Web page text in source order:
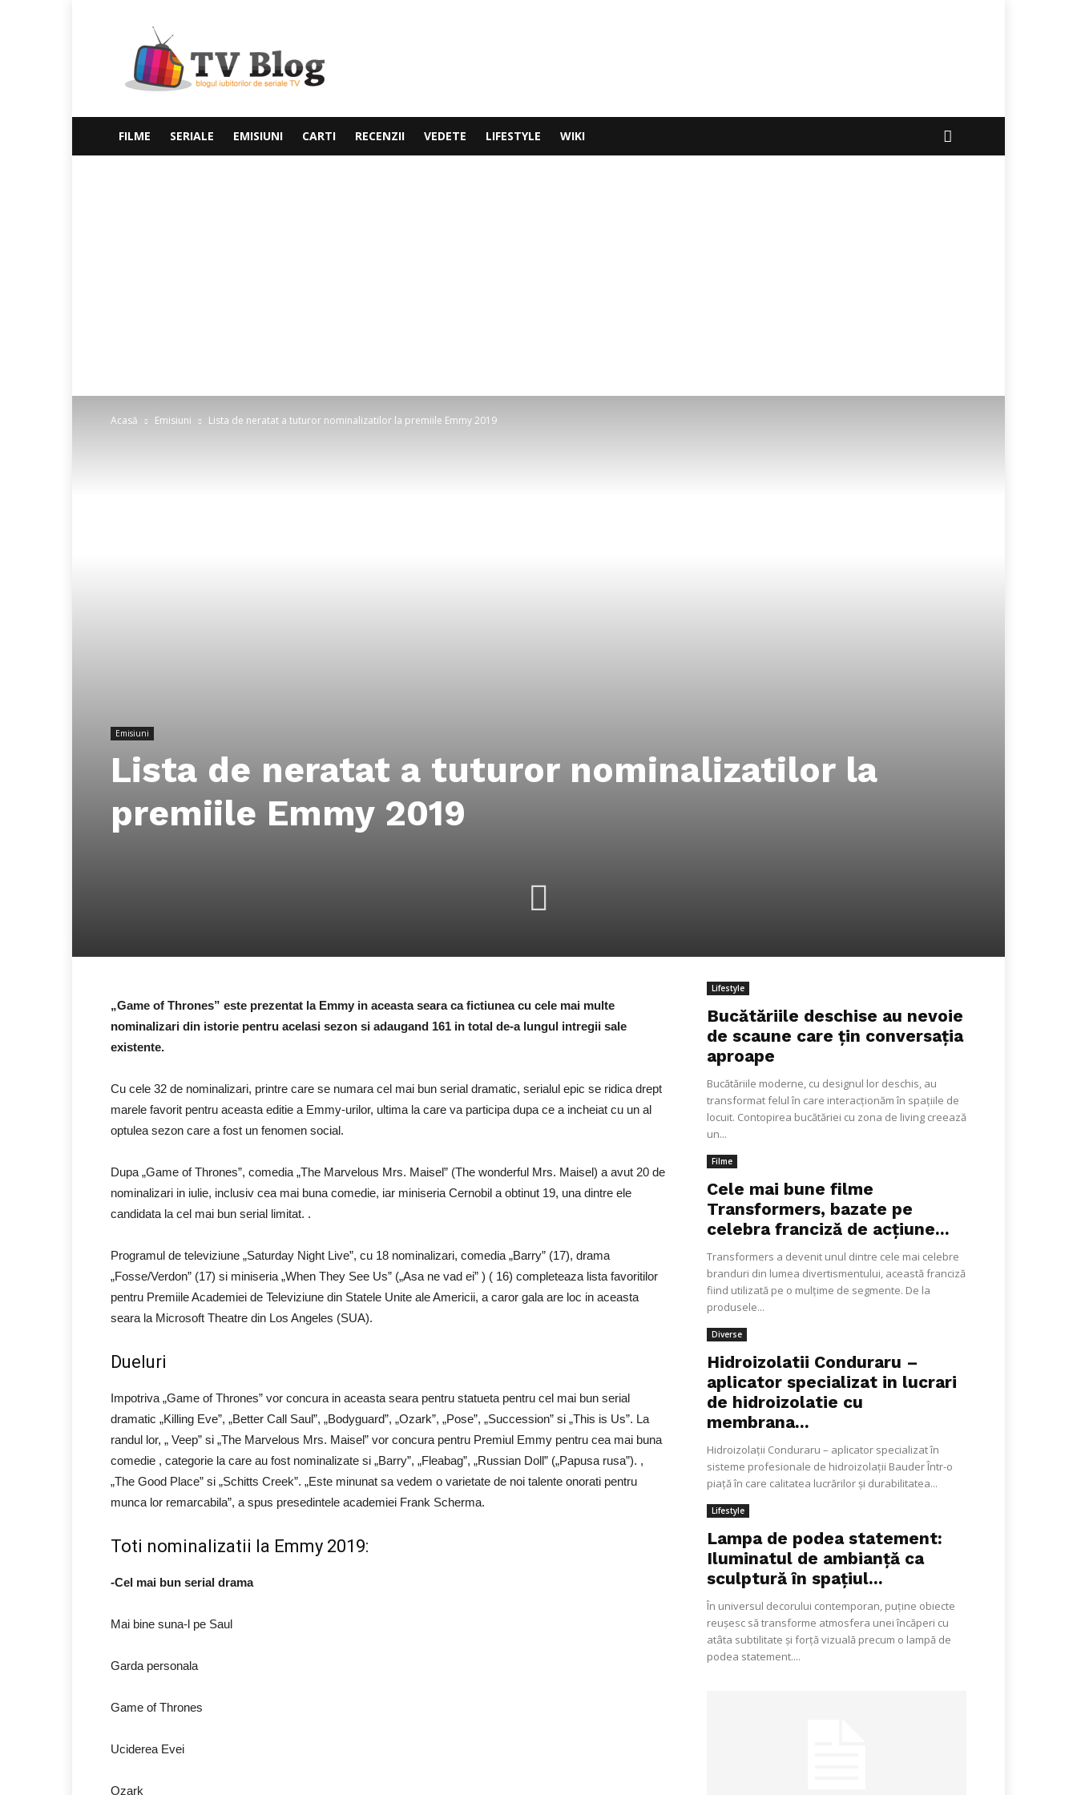
TvBlog
FILME SERIALE EMISIUNI CARTI RECENZII VEDETE LIFESTYLE WIKI
Acasă Emisiuni Lista de neratat a tuturor nominalizatilor la premiile Emmy 2019
Emisiuni
Lista de neratat a tuturor nominalizatilor la
premiile Emmy 2019
„Game of Thrones” este prezentat la Emmy in aceasta seara ca fictiunea cu cele mai multe
nominalizari din istorie pentru acelasi sezon si adaugand 161 in total de-a lungul intregii sale
existente.
Cu cele 32 de nominalizari, printre care se numara cel mai bun serial dramatic, serialul epic se ridica drept
marele favorit pentru aceasta editie a Emmy-urilor, ultima la care va participa dupa ce a incheiat cu un al
optulea sezon care a fost un fenomen social.
Dupa „Game of Thrones”, comedia „The Marvelous Mrs. Maisel” (The wonderful Mrs. Maisel) a avut 20 de
nominalizari in iulie, inclusiv cea mai buna comedie, iar miniseria Cernobil a obtinut 19, una dintre ele
candidata la cel mai bun serial limitat. .
Programul de televiziune „Saturday Night Live”, cu 18 nominalizari, comedia „Barry” (17), drama
„Fosse/Verdon” (17) si miniseria „When They See Us” („Asa ne vad ei” ) ( 16) completeaza lista favoritilor
pentru Premiile Academiei de Televiziune din Statele Unite ale Americii, a caror gala are loc in aceasta
seara la Microsoft Theatre din Los Angeles (SUA).
Dueluri
Impotriva „Game of Thrones” vor concura in aceasta seara pentru statueta pentru cel mai bun serial
dramatic „Killing Eve”, „Better Call Saul”, „Bodyguard”, „Ozark”, „Pose”, „Succession” si „This is Us”. La
randul lor, „ Veep” si „The Marvelous Mrs. Maisel” vor concura pentru Premiul Emmy pentru cea mai buna
comedie , categorie la care au fost nominalizate si „Barry”, „Fleabag”, „Russian Doll” („Papusa rusa”). ,
„The Good Place” si „Schitts Creek”. „Este minunat sa vedem o varietate de noi talente onorati pentru
munca lor remarcabila”, a spus presedintele academiei Frank Scherma.
Toti nominalizatii la Emmy 2019:
-Cel mai bun serial drama
Mai bine suna-l pe Saul
Garda personala
Game of Thrones
Uciderea Evei
Ozark
Lifestyle
Bucătăriile deschise au nevoie
de scaune care țin conversația
aproape
Bucătăriile moderne, cu designul lor deschis, au
transformat felul în care interacționăm în spațiile de
locuit. Contopirea bucătăriei cu zona de living creează
un...
Filme
Cele mai bune filme
Transformers, bazate pe
celebra franciză de acțiune...
Transformers a devenit unul dintre cele mai celebre
branduri din lumea divertismentului, această franciză
fiind utilizată pe o mulțime de segmente. De la
produsele...
Diverse
Hidroizolatii Conduraru –
aplicator specializat in lucrari
de hidroizolatie cu
membrana...
Hidroizolații Conduraru – aplicator specializat în
sisteme profesionale de hidroizolații Bauder Într-o
piață în care calitatea lucrărilor și durabilitatea...
Lifestyle
Lampa de podea statement:
Iluminatul de ambianță ca
sculptură în spațiul...
În universul decorului contemporan, puține obiecte
reușesc să transforme atmosfera unei încăperi cu
atâta subtilitate și forță vizuală precum o lampă de
podea statement....